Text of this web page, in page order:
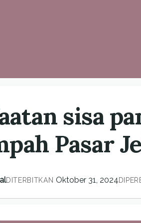
sisa
Pasar
DITERBITKAN Oktober 31, 2024